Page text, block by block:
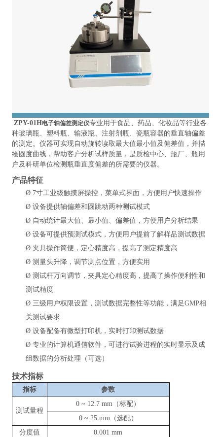
ZPY-01H电子轴偏差测定仪专业用于食品、药品、化妆品等行业各
种玻璃瓶、塑料瓶、输液瓶、注射剂瓶、瓷瓶容器的垂直轴偏差
的测定。仪器可实现自动旋转读取最大值最小值及偏差值，并描
绘圆度曲线，帮助客户分析试样质量，是质检中心、瓶厂、瓶用
户及科研单位检测瓶垂直度偏差的所需要的仪器。
产品特征
Ø 7寸工业级触摸屏操控，菜单式界面，方便用户快速操作
Ø 设备提供轴偏差和圆跳动两种测试模式
Ø 自动统计最大值、最小值、偏差值，方便用户分析结果
Ø 设备可提供预测试模式，方便用户提前了解样品测试数据
Ø 夹具操作简便，定心精度高，提高了测定精度高
Ø 测量头升降，调节测点位置，方便实用
Ø 测试杆万向调节，夹具定心精度高，提高了操作便利性和
测试精度
Ø 三级用户权限设置，测试数据完整性等功能，满足GMP相
关测试要求
Ø 设备配备有微型打印机，实时打印测试数据
Ø 专业的计算机通信软件，可进行试验进程的实时显示及成
组数据的分析处理（可选）
技术指标
指标 参数
测试量程
0 ~ 12.7 mm（标配）
0 ~ 25 mm（选配）
分度值
0.001 mm